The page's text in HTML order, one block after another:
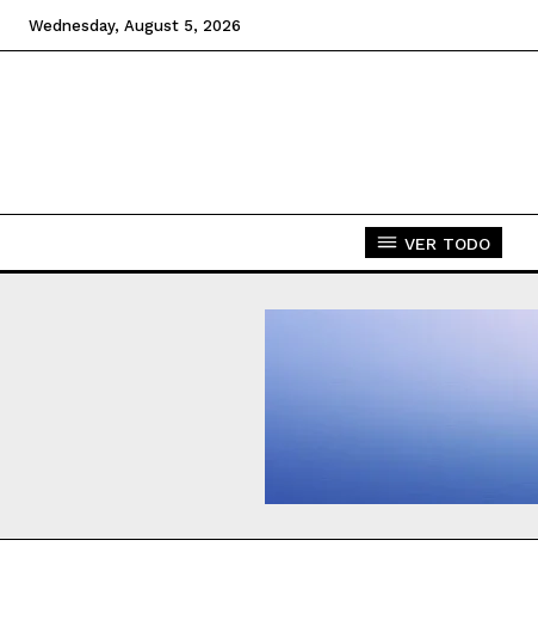
Wednesday, August 5, 2026
VER TODO